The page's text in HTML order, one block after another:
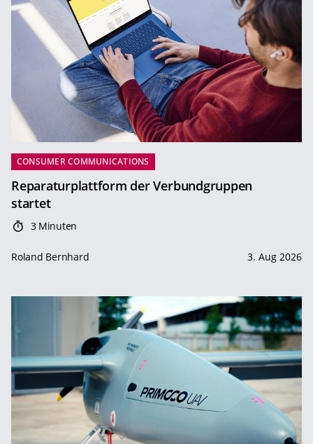
CONSUMER COMMUNICATIONS
Reparaturplattform der Verbundgruppen
startet
3 Minuten
Roland Bernhard 3. Aug 2026